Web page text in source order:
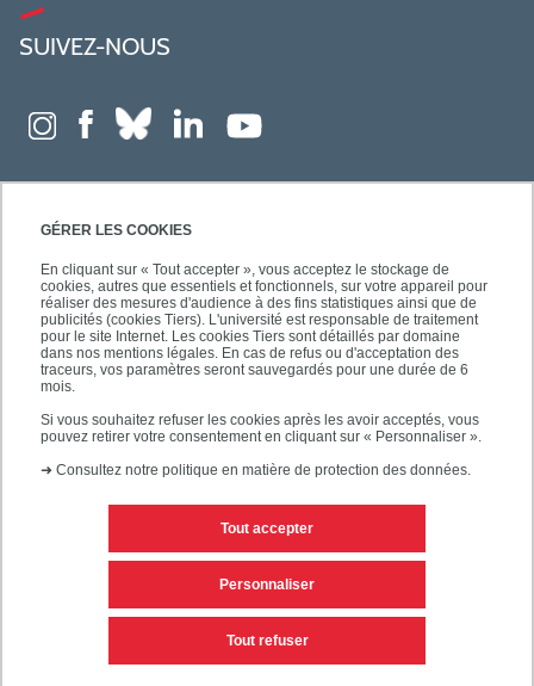
GÉRER LES COOKIES
En cliquant sur « Tout accepter », vous acceptez le stockage de
cookies, autres que essentiels et fonctionnels, sur votre appareil pour
réaliser des mesures d'audience à des fins statistiques ainsi que de
publicités (cookies Tiers). L'université est responsable de traitement
pour le site Internet. Les cookies Tiers sont détaillés par domaine
dans nos mentions légales. En cas de refus ou d'acceptation des
traceurs, vos paramètres seront sauvegardés pour une durée de 6
mois.
Si vous souhaitez refuser les cookies après les avoir acceptés, vous
pouvez retirer votre consentement en cliquant sur « Personnaliser ».
➜ Consultez notre politique en matière de protection des données.
Tout accepter
Tout refuser
Personnaliser
SUIVEZ-NOUS
Mentions légales
Personnaliser les cookies Plan du site